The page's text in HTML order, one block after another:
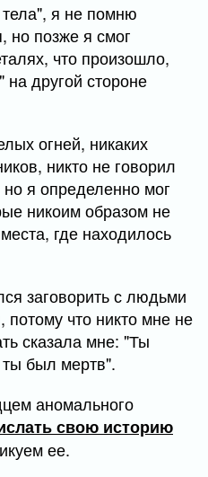
я не помню
позже я смог
что произошло,
на другой стороне
огней, никаких
никто не говорил
я определенно мог
никоим образом не
где находилось
заговорить с людьми
потому что никто мне не
сказала мне: "Ты
ты был мертв".
аномального
свою историю
ее.